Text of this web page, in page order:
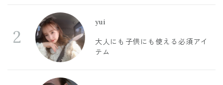
2
yui
大人にも子供にも使える必須アイ
テム